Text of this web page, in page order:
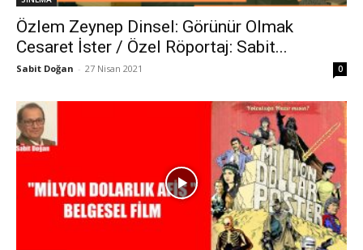
Özlem Zeynep Dinsel: Görünür Olmak
Cesaret İster / Özel Röportaj: Sabit...
Sabit Doğan - 27 Nisan 2021 0